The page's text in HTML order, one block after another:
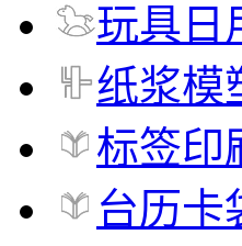
玩具日
纸浆模
标签印
台历卡